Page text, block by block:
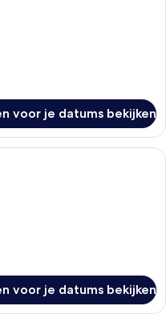
voor je datums bekijken
hotelkamer met een bed, een
voor je datums bekijken